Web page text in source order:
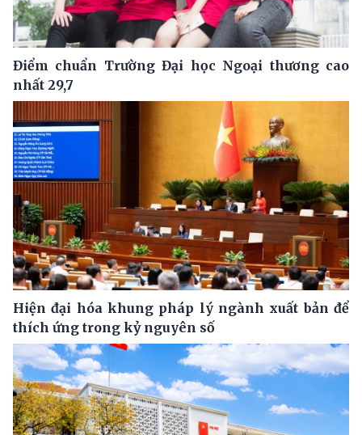
Điểm chuẩn Trường Đại học Ngoại thương cao
nhất 29,7
Hiện đại hóa khung pháp lý ngành xuất bản để
thích ứng trong kỷ nguyên số